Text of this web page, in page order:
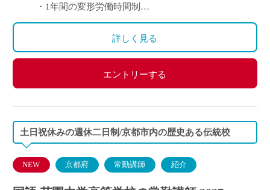
・1年間の変形労働時間制
詳しく見る
エントリーする
土日祝休みの週休二日制/京都市内の歴史ある伝統校
NEW 京都府 常勤講師 紹介